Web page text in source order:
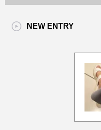
NEW ENTRY